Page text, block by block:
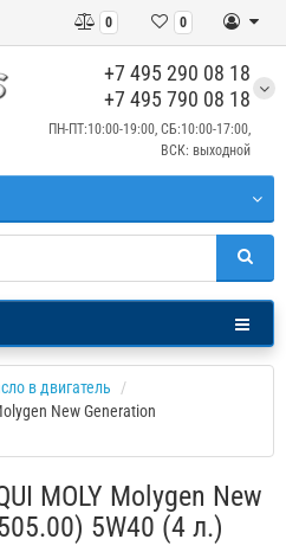
0
0
+7 495 290 08 18
+7 495 790 08 18
ПН-ПТ:10:00-19:00, СБ:10:00-17:00,
ВСК: выходной
в двигатель
New Generation
MOLY Molygen New
5W40 (4 л.)